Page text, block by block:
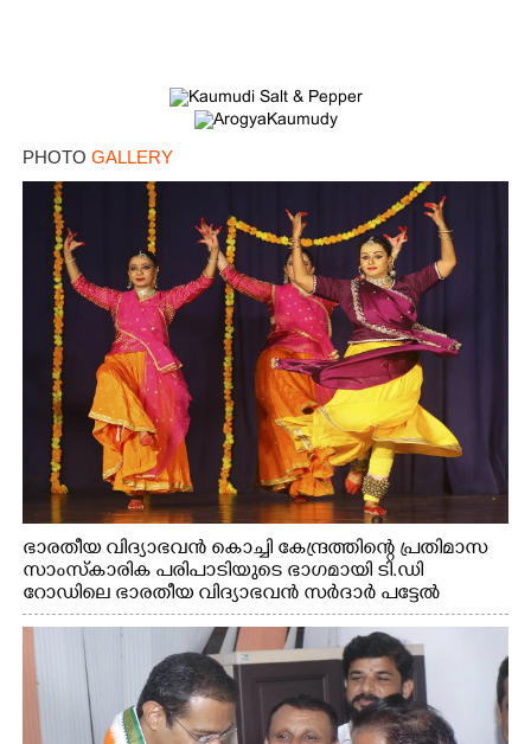
PHOTO GALLERY
ഭാരതീയ വിദ്യാഭവൻ കൊച്ചി കേന്ദ്രത്തിന്റെ പ്രതിമാസ
സാംസ്കാരിക പരിപാടിയുടെ ഭാഗമായി ടി.ഡി
റോഡിലെ ഭാരതീയ വിദ്യാഭവൻ സർദാർ പട്ടേൽ
സഭാഗൃഹത്തിൽ എം. അക്ഷതയുടെ നേതൃത്വത്തിൽ
അവതരിപ്പിച്ച ലയ നമൻ കഥക് നൃത്തത്തിൽ നിന്ന്